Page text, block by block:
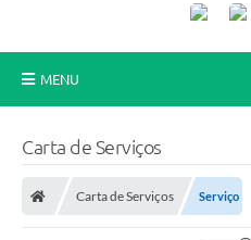
MENU
Carta de Serviços
Carta de Serviços Serviço